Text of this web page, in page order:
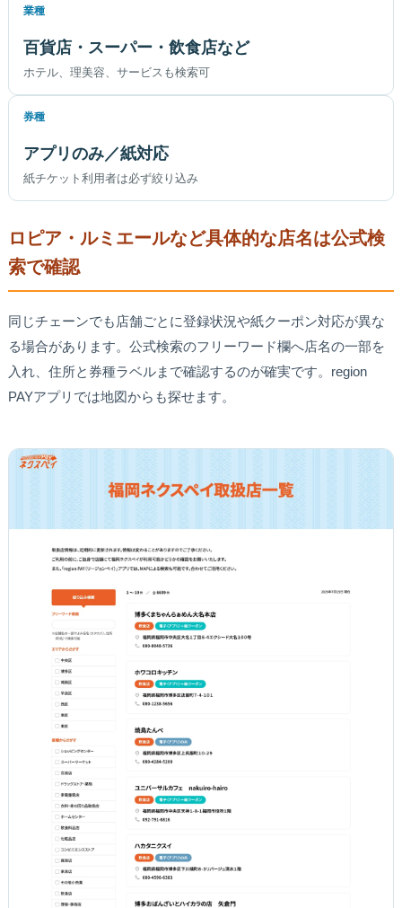
業種
百貨店・スーパー・飲食店など
ホテル、理美容、サービスも検索可
券種
アプリのみ／紙対応
紙チケット利用者は必ず絞り込み
ロピア・ルミエールなど具体的な店名は公式検
索で確認
同じチェーンでも店舗ごとに登録状況や紙クーポン対応が異な
る場合があります。公式検索のフリーワード欄へ店名の一部を
入れ、住所と券種ラベルまで確認するのが確実です。region
PAYアプリでは地図からも探せます。